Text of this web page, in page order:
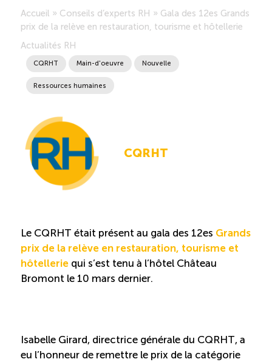
Saisonnalité des emplois
Outils et ressources
Descriptions de fonction
Balados
Programmes d’aide et subventions
Recrutement de travailleurs étrangers
Compétences et formations
Accueil » Conseils d’experts RH » Gala des 12es Grands
prix de la relève en restauration, tourisme et hôtellerie
Actualités RH
CQRHT Main-d'oeuvre Nouvelle
Ressources humaines
CQRHT
Le CQRHT était présent au gala des 12es Grands
prix de la relève en restauration, tourisme et
hôtellerie qui s’est tenu à l’hôtel Château
Bromont le 10 mars dernier.
Isabelle Girard, directrice générale du CQRHT, a
eu l’honneur de remettre le prix de la catégorie